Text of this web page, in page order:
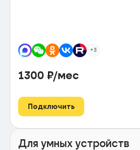
+3
1300 ₽/мес
Подключить
Для умных устройств